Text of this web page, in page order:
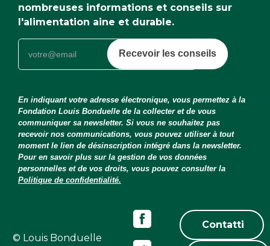
nombreuses informations et conseils sur
l'alimentation aine et durable.
Recevoir les conseils
En indiquant votre adresse électronique, vous permettez à la
Fondation Louis Bonduelle de la collecter et de vous
communiquer sa newsletter. Si vous ne souhaitez pas
recevoir nos communications, vous pouvez utiliser à tout
moment le lien de désinscription intégré dans la newsletter.
Pour en savoir plus sur la gestion de vos données
personnelles et de vos droits, vous pouvez consulter la
Politique de confidentialité.
© Louis Bonduelle
Contatti